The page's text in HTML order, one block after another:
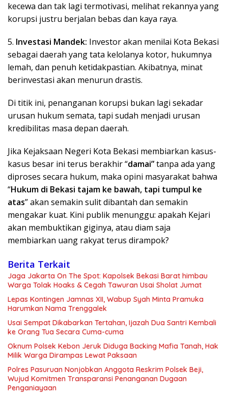
kecewa dan tak lagi termotivasi, melihat rekannya yang
korupsi justru berjalan bebas dan kaya raya.
5. Investasi Mandek: Investor akan menilai Kota Bekasi
sebagai daerah yang tata kelolanya kotor, hukumnya
lemah, dan penuh ketidakpastian. Akibatnya, minat
berinvestasi akan menurun drastis.
Di titik ini, penanganan korupsi bukan lagi sekadar
urusan hukum semata, tapi sudah menjadi urusan
kredibilitas masa depan daerah.
Jika Kejaksaan Negeri Kota Bekasi membiarkan kasus-
kasus besar ini terus berakhir “damai”tanpa ada yang
diproses secara hukum, maka opini masyarakat bahwa
“Hukum di Bekasi tajam ke bawah, tapi tumpul ke
atas” akan semakin sulit dibantah dan semakin
mengakar kuat. Kini publik menunggu: apakah Kejari
akan membuktikan giginya, atau diam saja
membiarkan uang rakyat terus dirampok?
Berita Terkait
Jaga Jakarta On The Spot: Kapolsek Bekasi Barat himbau
Warga Tolak Hoaks & Cegah Tawuran Usai Sholat Jumat
Lepas Kontingen Jamnas XII, Wabup Syah Minta Pramuka
Harumkan Nama Trenggalek
Usai Sempat Dikabarkan Tertahan, Ijazah Dua Santri Kembali
ke Orang Tua Secara Cuma-cuma
Oknum Polsek Kebon Jeruk Diduga Backing Mafia Tanah, Hak
Milik Warga Dirampas Lewat Paksaan
Polres Pasuruan Nonjobkan Anggota Reskrim Polsek Beji,
Wujud Komitmen Transparansi Penanganan Dugaan
Penganiayaan